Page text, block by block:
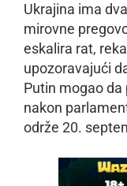
Ukrajina ima
mirovne
eskalira rat,
upozoravajući
Putin mogao
nakon
održe 20.